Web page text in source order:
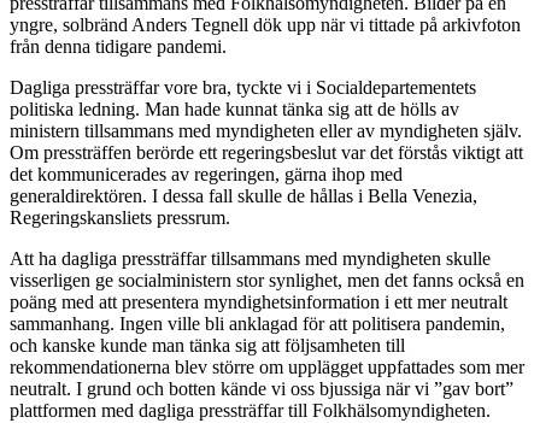
yngre, solbränd Anders Tegnell dök upp när vi tittade på arkivfoton
från denna tidigare pandemi.
Dagliga pressträffar vore bra, tyckte vi i Socialdepartementets
politiska ledning. Man hade kunnat tänka sig att de hölls av
ministern tillsammans med myndigheten eller av myndigheten själv.
Om pressträffen berörde ett regeringsbeslut var det förstås viktigt att
det kommunicerades av regeringen, gärna ihop med
generaldirektören. I dessa fall skulle de hållas i Bella Venezia,
Regeringskansliets pressrum.
Att ha dagliga pressträffar tillsammans med myndigheten skulle
visserligen ge socialministern stor synlighet, men det fanns också en
poäng med att presentera myndighetsinformation i ett mer neutralt
sammanhang. Ingen ville bli anklagad för att politisera pandemin,
och kanske kunde man tänka sig att följsamheten till
rekommendationerna blev större om upplägget uppfattades som mer
neutralt. I grund och botten kände vi oss bjussiga när vi ”gav bort”
plattformen med dagliga pressträffar till Folkhälsomyndigheten.